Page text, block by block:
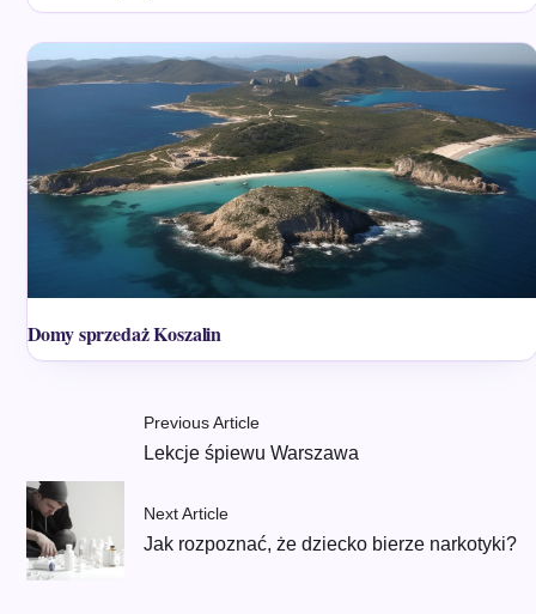
Domy sprzedaż Koszalin
Previous Article
Lekcje śpiewu Warszawa
Next Article
Jak rozpoznać, że dziecko bierze narkotyki?